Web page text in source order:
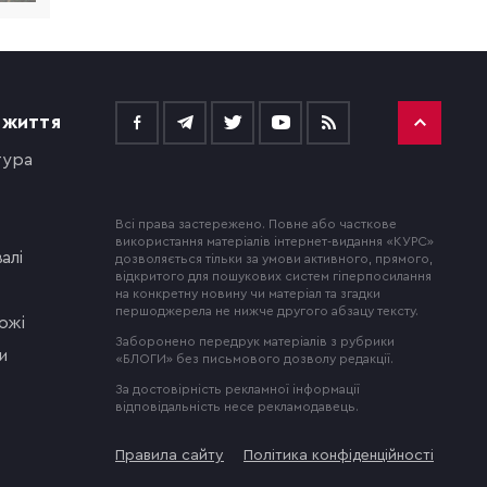
Всі права застережено. Повне або часткове
використання матеріалів інтернет-видання «КУРС»
дозволяється тільки за умови активного, прямого,
відкритого для пошукових систем гіперпосилання
на конкретну новину чи матеріал та згадки
першоджерела не нижче другого абзацу тексту.
Заборонено передрук матеріалів з рубрики
«БЛОГИ» без письмового дозволу редакції.
За достовірність рекламної інформації
відповідальність несе рекламодавець.
Правила сайту Політика конфіденційності